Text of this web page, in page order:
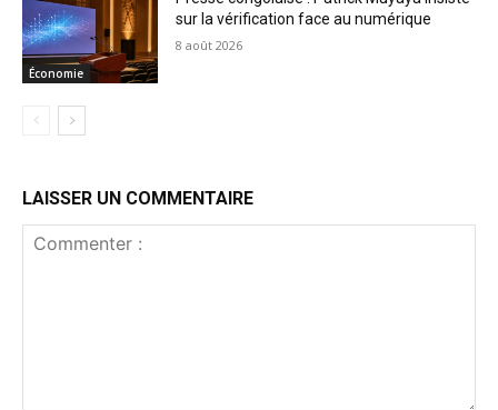
Économie
sur la vérification face au numérique
8 août 2026
LAISSER UN COMMENTAIRE